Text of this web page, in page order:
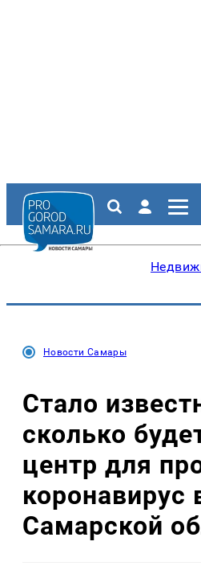
Новости Самары
Стало
сколько
центр для
коронавирус
Самарской